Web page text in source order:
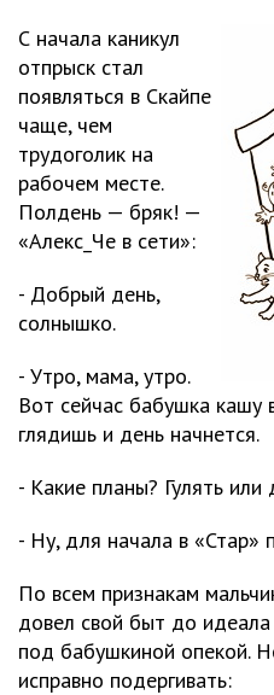
С начала каникул
отпрыск стал
появляться в Скайпе
чаще, чем
трудоголик на
рабочем месте.
Полдень — бряк! —
«Алекс_Че в сети»:
- Добрый день,
солнышко.
- Утро, мама, утро.
Вот сейчас бабушка кашу
глядишь и день начнется.
- Какие планы? Гулять или
- Ну, для начала в «Стар»
По всем признакам
довел свой быт до
под бабушкиной опекой.
исправно подергивать: